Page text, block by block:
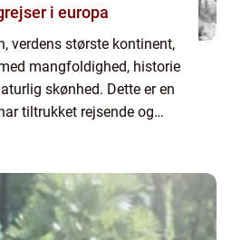
i europa
verdens største kontinent,
mangfoldighed, historie
skønhed. Dette er en
tiltrukket rejsende og